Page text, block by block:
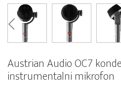
Austrian Audio OC7
instrumentalni mikrofon